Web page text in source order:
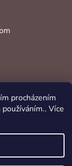
procházením
Více